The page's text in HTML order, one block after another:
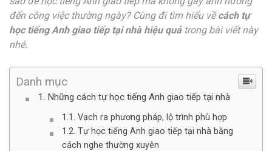
đến công việc thường ngày? Cùng đi tìm hiểu về cách tự
học tiếng Anh giao tiếp tại nhà hiệu quả trong bài viết này
nhé.
Danh mục
Những cách tự học tiếng Anh giao tiếp tại nhà
Vạch ra phương pháp, lộ trình phù hợp
Tự học tiếng Anh giao tiếp tại nhà bằng
cách nghe thường xuyên